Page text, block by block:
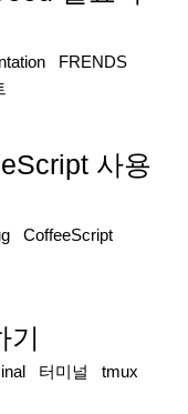
FRENDS
사용
CoffeeScript
기
터미널
tmux